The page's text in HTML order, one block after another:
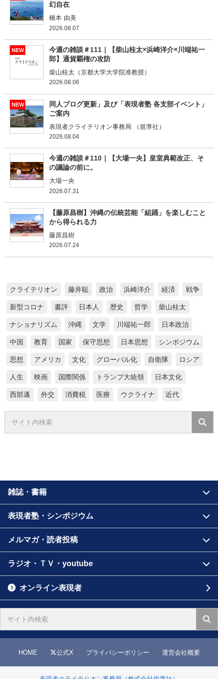
幻自在
橋本 由美
2026.08.07
NEW
今週の雑談＃111｜【柴山桂太×浜崎洋介×川端祐一
郎】通貨覇権の攻防
柴山桂太（京都大学大学院准教授）
2026.08.06
NEW
同人ブログ更新」及び「表現者塾 各支部イベント」
ご案内
表現者クライテリオン事務局 （規準社）
2026.08.04
今週の雑談＃110｜【大場一央】皇室典範改正、そ
の議論の前に。
大場一央
2026.07.31
【藤原昌樹】沖縄の伝統芸能「組踊」を楽しむこと
から得られる力
藤原昌樹
2026.07.24
クライテリオン 藤井聡 政治 浜崎洋介 経済 戦争
新型コロナ 書評 日本人 歴史 哲学 柴山桂太
ナショナリズム 沖縄 文学 川端祐一郎 日本政治
中国 教育 国家 保守思想 日本思想 シンポジウム
思想 アメリカ 文化 グローバル化 自衛隊 ロシア
人生 映画 国際関係 トランプ大統領 日本文化
西部邁 外交 消費税 医療 ウクライナ 近代
雑誌・書籍
表現者塾・シンポジウム
メルマガ・読者投稿
ラジオ・ＴＶ・youtube
オンライン表現者
HOME 公式X プライバシーポリシー 運営会社概要